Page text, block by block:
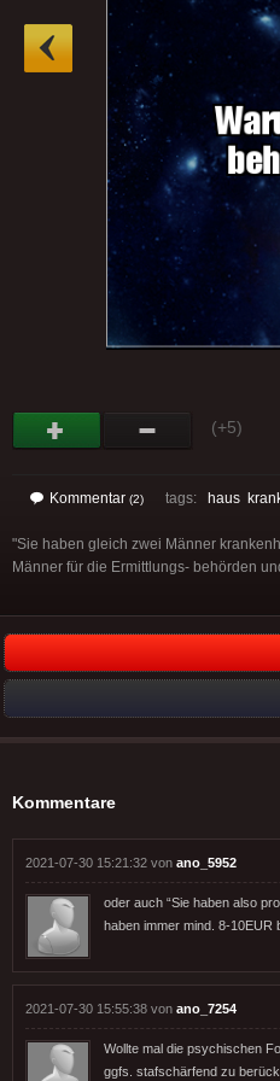
(+5)
Kommentar (2) tags: haus
"Sie haben gleich zwei Männer
Männer für die Ermittlungs- behörden
Kommentare
2021-07-30 15:21:32 von ano_5952
oder auch “Sie haben also
haben immer mind. 8-10EUR
2021-07-30 15:55:38 von ano_7254
Wollte mal die psychischen
ggfs. stafschärfend zu